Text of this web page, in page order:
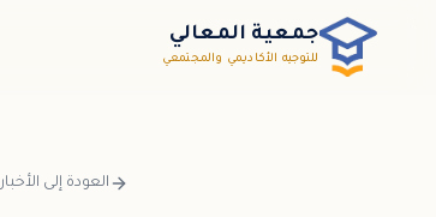
تخطي إلى المحتوى الرئيسي / דלג לתוכן הראשי
جمعية المعالي
للتوجيه الأكاديمي والمجتمعي
العودة إلى الأخبار